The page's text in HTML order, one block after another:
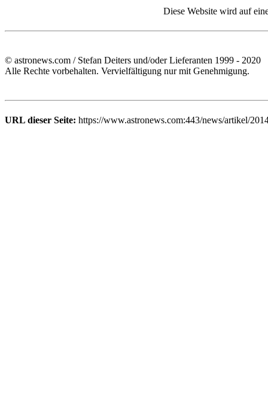
Diese Website wird auf
© astronews.com / Stefan Deiters und/oder Lieferanten 1999 - 2020
Alle Rechte vorbehalten. Vervielfältigung nur mit Genehmigung.
URL dieser Seite: https://www.astronews.com:443/news/artikel/